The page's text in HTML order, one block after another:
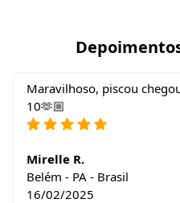
Maravilhoso, piscou
10🫶🏼
Mirelle R.
Belém - PA - Brasil
16/02/2025